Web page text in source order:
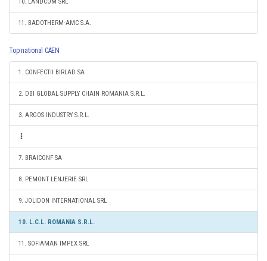
11. BADOTHERM-AMC S.A.
Top national CAEN
1. CONFECTII BIRLAD SA
2. DBI GLOBAL SUPPLY CHAIN ROMANIA S.R.L.
3. ARGOS INDUSTRY S.R.L.
7. BRAICONF SA
8. PEMONT LENJERIE SRL
9. JOLIDON INTERNATIONAL SRL
10. L.C.L. ROMANIA S.R.L.
11. SOFIAMAN IMPEX SRL